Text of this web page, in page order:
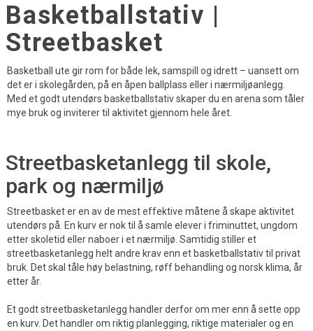
Basketballstativ |
Streetbasket
Basketball ute gir rom for både lek, samspill og idrett – uansett om
det er i skolegården, på en åpen ballplass eller i nærmiljøanlegg.
Med et godt utendørs basketballstativ skaper du en arena som tåler
mye bruk og inviterer til aktivitet gjennom hele året.
Streetbasketanlegg til skole,
park og nærmiljø
Streetbasket er en av de mest effektive måtene å skape aktivitet
utendørs på. En kurv er nok til å samle elever i friminuttet, ungdom
etter skoletid eller naboer i et nærmiljø. Samtidig stiller et
streetbasketanlegg helt andre krav enn et basketballstativ til privat
bruk. Det skal tåle høy belastning, røff behandling og norsk klima, år
etter år.
Et godt streetbasketanlegg handler derfor om mer enn å sette opp
en kurv. Det handler om riktig planlegging, riktige materialer og en